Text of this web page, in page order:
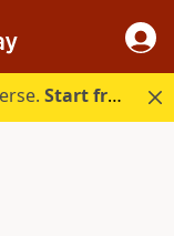
Start free.